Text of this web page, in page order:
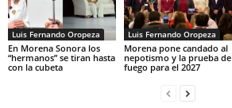
Luis Fernando Oropeza
En Morena Sonora los
“hermanos” se tiran hasta
con la cubeta
Luis Fernando Oropeza
Morena pone candado al
nepotismo y la prueba de
fuego para el 2027